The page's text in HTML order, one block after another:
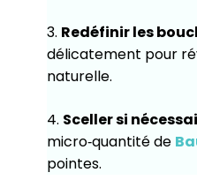
3. Redéfinir les
délicatement pour
naturelle.
4. Sceller si
micro‑quantité de
pointes.